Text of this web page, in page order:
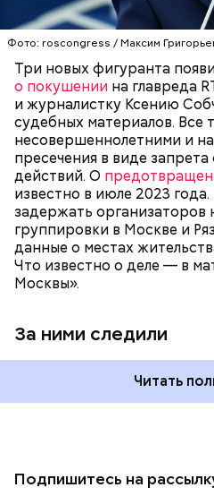
Фото: roscongress / Максим
Три новых фигуранта
о покушении на главреда
и журналистку Ксению
судебных материалов. Все
несовершеннолетними и
пресечения в виде
действий. О
известно в июле 2023
задержать организаторов
группировки в Москве и
данные о местах
Что известно о деле — в
Москвы».
За ними следили
сообщили в надзорном
в этом преступном
пытались выяснить их
перспективе устроить
Читать
ФСБ МАРГАРИТА
КСЕНИЯ СОБЧАК
Подпишитесь на